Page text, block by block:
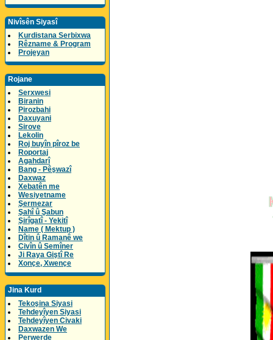
Nivîsên Siyasî
Kurdistana Serbixwa
Rêzname & Program
Projeyan
Rojane
Serxwesi
Biranin
Pirozbahi
Daxuyani
Sirove
Lekolin
Roj buyîn pîroz be
Roportaj
Agahdarî
Bang - Pêşwazî
Daxwaz
Xebatên me
Wesiyetname
Şermezar
Şahî û Şabun
Şirîgatî - Yekitî
Name ( Mektup )
Dîtin û Ramanê we
Civîn û Semîner
Ji Raya Giştî Re
Xonçe, Xwençe
Jina Kurd
Tekoşina Siyasi
Tehdeyîyen Siyasi
Tehdeyîyen Civaki
Daxwazen We
Perwerde